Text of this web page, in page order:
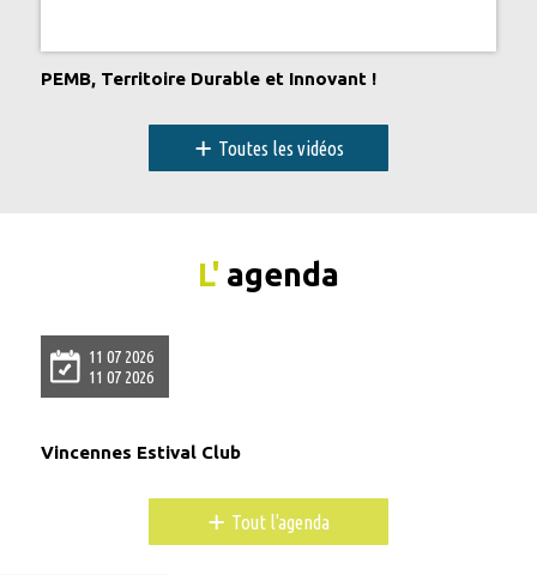
PEMB, Territoire Durable et Innovant !
+ Toutes les vidéos
L' agenda
11 07 2026
11 07 2026
Vincennes Estival Club
+ Tout l'agenda